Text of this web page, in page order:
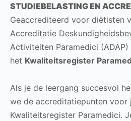
STUDIEBELASTING EN
Geaccrediteerd voor diëtisten
Accreditatie
Activiteiten Paramedici
het Kwaliteitsregister
Als je de leergang succesvol
we de accreditatiepunten voor
Kwaliteitsregister Paramedici.